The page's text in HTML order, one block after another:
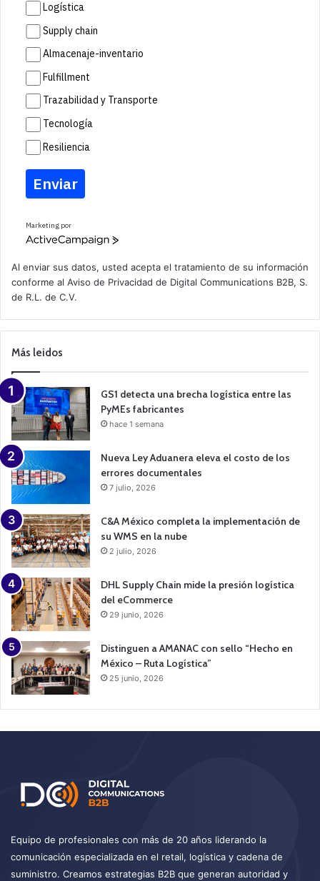
Logística
Supply chain
Almacenaje-inventario
Fulfillment
Trazabilidad y Transporte
Tecnología
Resiliencia
Enviar
Marketing por
A
v
e
a
m
a
n
Al enviar sus datos, usted acepta el tratamiento de su información
conforme al Aviso de Privacidad de Digital Communications B2B, S.
de R.L. de C.V.
Más leidos
GS1 detecta una brecha logística entre las
PyMEs fabricantes
hace 1 semana
Nueva Ley Aduanera eleva el costo de los
errores documentales
7 julio, 2026
C&A México completa la implementación de
su WMS en la nube
2 julio, 2026
DHL Supply Chain mide la presión logística
del eCommerce
29 junio, 2026
Distinguen a AMANAC con sello “Hecho en
México – Ruta Logística”
25 junio, 2026
Equipo de profesionales con más de 20 años liderando la
comunicación especializada en el retail, logística y cadena de
suministro. Creamos estrategias B2B que generan autoridad y